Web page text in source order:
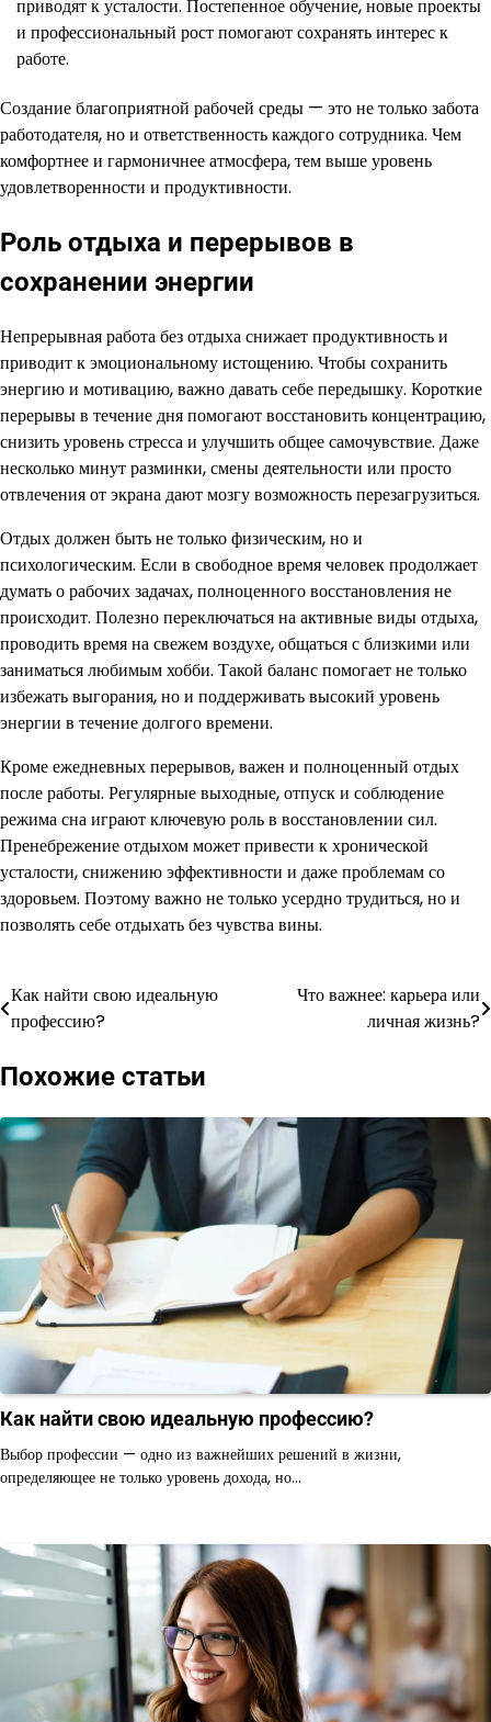
приводят к усталости. Постепенное обучение, новые проекты
и профессиональный рост помогают сохранять интерес к
работе.
Создание благоприятной рабочей среды — это не только забота
работодателя, но и ответственность каждого сотрудника. Чем
комфортнее и гармоничнее атмосфера, тем выше уровень
удовлетворенности и продуктивности.
Роль отдыха и перерывов в
сохранении энергии
Непрерывная работа без отдыха снижает продуктивность и
приводит к эмоциональному истощению. Чтобы сохранить
энергию и мотивацию, важно давать себе передышку. Короткие
перерывы в течение дня помогают восстановить концентрацию,
снизить уровень стресса и улучшить общее самочувствие. Даже
несколько минут разминки, смены деятельности или просто
отвлечения от экрана дают мозгу возможность перезагрузиться.
Отдых должен быть не только физическим, но и
психологическим. Если в свободное время человек продолжает
думать о рабочих задачах, полноценного восстановления не
происходит. Полезно переключаться на активные виды отдыха,
проводить время на свежем воздухе, общаться с близкими или
заниматься любимым хобби. Такой баланс помогает не только
избежать выгорания, но и поддерживать высокий уровень
энергии в течение долгого времени.
Кроме ежедневных перерывов, важен и полноценный отдых
после работы. Регулярные выходные, отпуск и соблюдение
режима сна играют ключевую роль в восстановлении сил.
Пренебрежение отдыхом может привести к хронической
усталости, снижению эффективности и даже проблемам со
здоровьем. Поэтому важно не только усердно трудиться, но и
позволять себе отдыхать без чувства вины.
Навигация
по
записям
Как найти свою идеальную
профессию?
Что важнее: карьера или
личная жизнь?
Похожие статьи
Как найти свою идеальную профессию?
Выбор профессии — одно из важнейших решений в жизни,
определяющее не только уровень дохода, но…